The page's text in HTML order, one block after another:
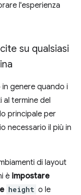
l'esperienza
su qualsiasi
genere quando i
termine del
principale per
necessario il più in
di layout
è impostare
e height o le